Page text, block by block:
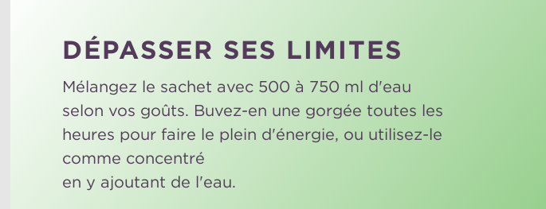
DÉPASSER SES LIMITES
Mélangez le sachet avec 500 à 750 ml d'eau
selon vos goûts. Buvez-en une gorgée toutes les
heures pour faire le plein d'énergie, ou utilisez-le
comme concentré
en y ajoutant de l'eau.